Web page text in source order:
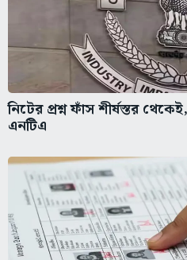
নিটের প্রশ্ন ফাঁস শীর্ষস্তর
এনটিএ